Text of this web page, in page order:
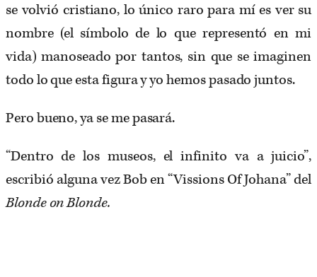
se volvió cristiano, lo único raro para mí es ver su
nombre (el símbolo de lo que representó en mi
vida) manoseado por tantos, sin que se imaginen
todo lo que esta figura y yo hemos pasado juntos.
Pero bueno, ya se me pasará.
“Dentro de los museos, el infinito va a juicio”,
escribió alguna vez Bob en “Vissions Of Johana​” del​
Blonde on Blonde.